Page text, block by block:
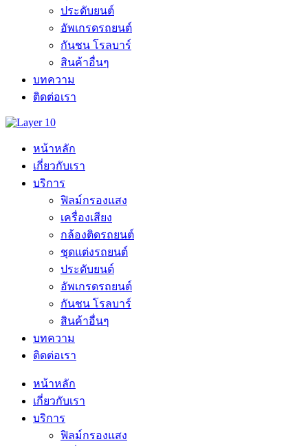
ประดับยนต์
อัพเกรดรถยนต์
กันชน โรลบาร์
สินค้าอื่นๆ
บทความ
ติดต่อเรา
หน้าหลัก
เกี่ยวกับเรา
บริการ
ฟิลม์กรองแสง
เครื่องเสียง
กล้องติดรถยนต์
ชุดแต่งรถยนต์
ประดับยนต์
อัพเกรดรถยนต์
กันชน โรลบาร์
สินค้าอื่นๆ
บทความ
ติดต่อเรา
หน้าหลัก
เกี่ยวกับเรา
บริการ
ฟิลม์กรองแสง